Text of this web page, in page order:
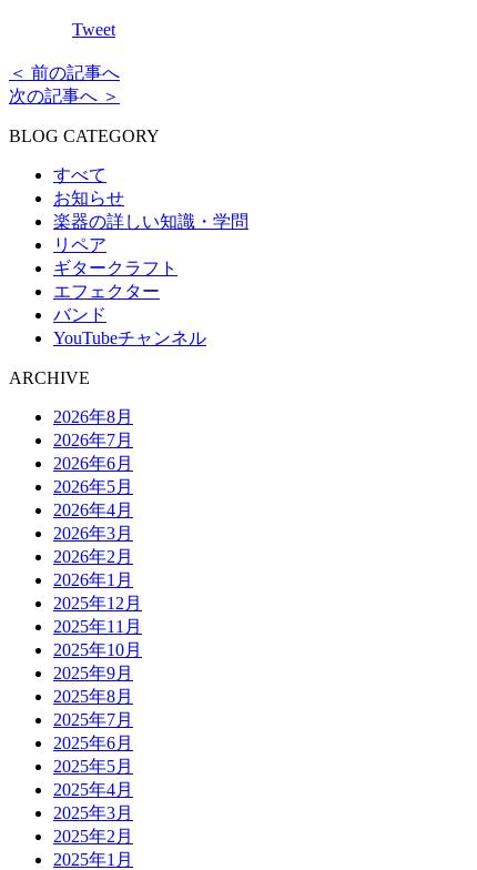
Tweet
＜ 前の記事へ
次の記事へ ＞
BLOG CATEGORY
すべて
お知らせ
楽器の詳しい知識・学問
リペア
ギタークラフト
エフェクター
バンド
YouTubeチャンネル
ARCHIVE
2026年8月
2026年7月
2026年6月
2026年5月
2026年4月
2026年3月
2026年2月
2026年1月
2025年12月
2025年11月
2025年10月
2025年9月
2025年8月
2025年7月
2025年6月
2025年5月
2025年4月
2025年3月
2025年2月
2025年1月